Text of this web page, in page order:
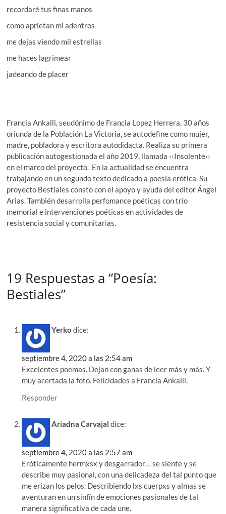
recordaré tus finas manos
como aprietan mi adentros
me dejas viendo mil estrellas
me haces lagrimear
jadeando de placer
Francia Ankalli, seudónimo de Francia Lopez Herrera, 30 años
oriunda de la Población La Victoria, se autodefine como mujer,
madre, pobladora y escritora autodidacta. Realiza su primera
publicación autogestionada el año 2019, llamada ‹‹Insolente››
en el marco del proyecto. En la actualidad se encuentra
trabajando en un segundo texto dedicado a poesía erótica. Su
proyecto Bestiales consto con el apoyo y ayuda del editor Ángel
Arias. También desarrolla perfomance poéticas con trío
memorial e intervenciones poéticas en actividades de
resistencia social y comunitarias.
19 Respuestas a “Poesía:
Bestiales”
Yerko dice:
septiembre 4, 2020 a las 2:54 am
Excelentes poemas. Dejan con ganas de leer más y más. Y
muy acertada la foto. Felicidades a Francia Ankalli.
Responder
Ariadna Carvajal dice:
septiembre 4, 2020 a las 2:57 am
Eróticamente hermxsx y desgarrador… se siente y se
describe muy pasional, con una delicadeza del tal punto que
me erizan los pelos. Describiendo lxs cuerpxs y almas se
aventuran en un sinfín de emociones pasionales de tal
manera significativa de cada une.